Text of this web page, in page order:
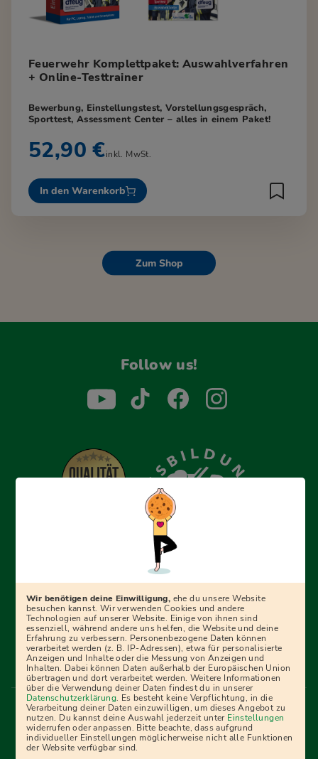
Feuerwehr Komplettpaket: Auswahlverfahren
+ Online-Testtrainer
Bewerbung, Einstellungstest, Vorstellungsgespräch,
Sporttest, Assessment Center – alles in einem Paket!
52,90 €inkl. MwSt.
In den Warenkorb
Zum Shop
Follow us!
Erfolgreich bewerben mit Ausbildungspark: Wir
begleiten dich Schritt für Schritt bei deinem Start in den
Ratgebern und Prüfungspaketen, interaktiven
Videokursen und vielem mehr. Für alle, die was werden
wollen!
Menü Fußleiste
Impressum Bildquellen Presse
Mediadaten
Partner
AGB Datenschutz
Widerrufsbelehrung
Bestellung
Affiliate Partner Cookies
Wir benötigen deine Einwilligung, ehe du unsere Website
besuchen kannst. Wir verwenden Cookies und andere
Technologien auf unserer Website. Einige von ihnen sind
essenziell, während andere uns helfen, die Website und deine
Erfahrung zu verbessern. Personenbezogene Daten können
verarbeitet werden (z. B. IP-Adressen), etwa für personalisierte
Anzeigen und Inhalte oder die Messung von Anzeigen und
Inhalten. Dabei können Daten außerhalb der Europäischen Union
übertragen und dort verarbeitet werden. Weitere Informationen
über die Verwendung deiner Daten findest du in unserer
Datenschutzerklärung. Es besteht keine Verpflichtung, in die
Verarbeitung deiner Daten einzuwilligen, um dieses Angebot zu
nutzen. Du kannst deine Auswahl jederzeit unter Einstellungen
widerrufen oder anpassen. Bitte beachte, dass aufgrund
individueller Einstellungen möglicherweise nicht alle Funktionen
der Website verfügbar sind.